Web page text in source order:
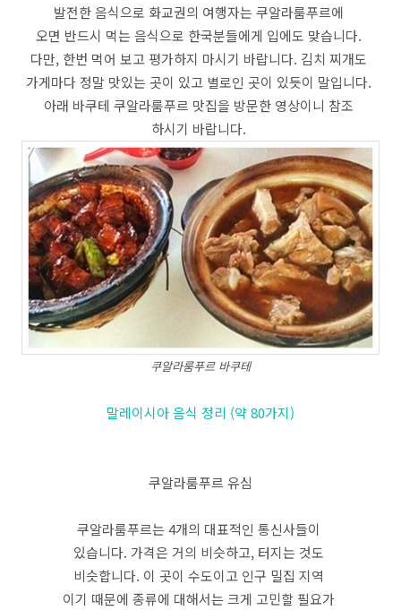
발전한 음식으로 화교권의 여행자는 쿠알라룸푸르에
오면 반드시 먹는 음식으로 한국분들에게 입에도 맞습니다.
다만, 한번 먹어 보고 평가하지 마시기 바랍니다. 김치 찌개도
가게마다 정말 맛있는 곳이 있고 별로인 곳이 있듯이 말입니다.
아래 바쿠테 쿠알라룸푸르 맛집을 방문한 영상이니 참조
하시기 바랍니다.
쿠알라룸푸르 바쿠테
말레이시아 음식 정리 (약 80가지)
쿠알라룸푸르 유심
쿠알라룸푸르는 4개의 대표적인 통신사들이
있습니다. 가격은 거의 비슷하고, 터지는 것도
비슷합니다. 이 곳이 수도이고 인구 밀집 지역
이기 때문에 종류에 대해서는 크게 고민할 필요가